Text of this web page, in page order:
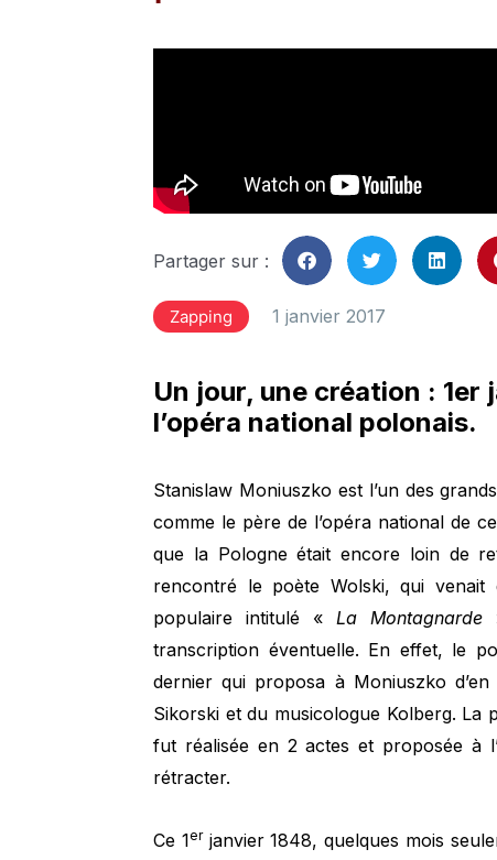
Partager sur :
Zapping 1 janvier 2017
Un jour, une création :
l’opéra national polonais.
Stanislaw Moniuszko est l’un des
comme le père de l’opéra national de
que la Pologne était encore loin de
rencontré le poète Wolski, qui venait
populaire intitulé «La Montagnarde
transcription éventuelle. En effet, le
dernier qui proposa à Moniuszko
Sikorski et du musicologue Kolberg. La
fut réalisée en 2 actes et proposée à
rétracter.
Ce 1erjanvier 1848, quelques mois